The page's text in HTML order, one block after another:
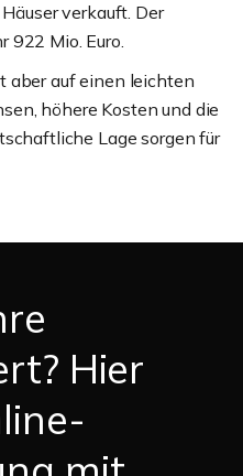
verkauft. Der
922 Mio. Euro.
aber auf einen leichten
höhere Kosten und die
Lage sorgen für
Hier